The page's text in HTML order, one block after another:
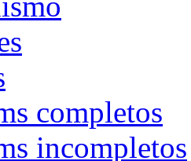
completos
incompletos